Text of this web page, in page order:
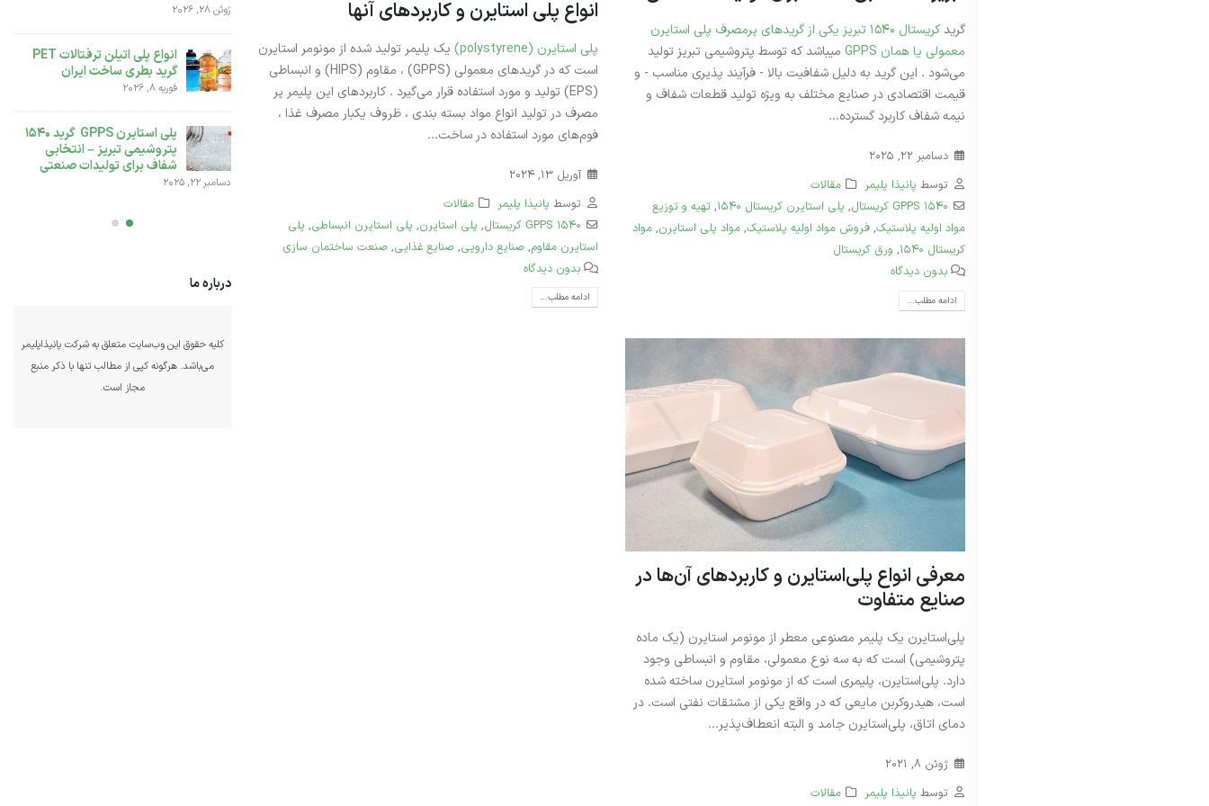
گرید
کریستال 1540 تبریز یکی از گریدهای پرمصرف پلی استایرن
معمولی یا همان GPPS
میباشد که توسط پتروشیمی تبریز تولید
می‌شود . این گرید به دلیل شفافیت بالا - فرآیند پذیری مناسب - و
قیمت اقتصادی در صنایع مختلف به ویژه تولید قطعات شفاف و
نیمه شفاف کاربرد گسترده...
دسامبر 22, 2025
توسط پانیذا پلیمر
مقالات
GPPS 1540 کریستال
, پلی‌ استایرن کریستال ۱۵۴۰ , تهیه و توزیع
مواد اولیه پلاستیک, فروش مواد اولیه پلاستیک, مواد پلی‌ استایرن, مواد
کریستال 1540
, ورق کریستال
بدون دیدگاه
ادامه مطلب...
انواع پلی استایرن و کاربردهای آنها
پلی استایرن (polystyrene)
یک پلیمر تولید شده از مونومر استایرن
است که در گریدهای معمولی (GPPS) ، مقاوم (HIPS) و انبساطی
(EPS) تولید و مورد استفاده قرار می‌گیرد . کاربردهای این پلیمر پر
مصرف در تولید انواع مواد بسته بندی ، ظروف یکبار مصرف غذا ،
فوم‌های مورد استفاده در ساخت...
آوریل 13, 2024
توسط پانیذا پلیمر
مقالات
GPPS 1540 کریستال
, پلی‌ استایرن, پلی استایرن انبساطی, پلی
استایرن مقاوم, صنایع دارویی, صنایع غذایی, صنعت ساختمان سازی
بدون دیدگاه
ادامه مطلب...
معرفی انواع پلی‌استایرن و کاربردهای آن‌ها در
صنایع متفاوت
پلی‌استایرن یک پلیمر مصنوعی معطر از مونومر استایرن (یک ماده
پتروشیمی) است که به سه نوع معمولی، مقاوم و انبساطی وجود
دارد. پلی‌استایرن، پلیمری است که از مونومر استایرن ساخته شده
است، هیدروکربن مایعی که در واقع یکی از مشتقات نفتی است. در
دمای اتاق، پلی‌استایرن جامد و البته انعطاف‌پذیر...
ژوئن 8, 2021
توسط پانیذا پلیمر
مقالات
انواع پلی اتیلن ترفتالات PET
گرید بطری ساخت ایران
فوریه 8, 2026
پلی استایرن GPPS گرید 1540
پتروشیمی تبریز – انتخابی
شفاف برای تولیدات صنعتی
تفاوت بین پلی اتیلن سنگین
بادی 0035 و پلی اتیلن BL3
دسامبر 6, 2025
ژوئن 28, 2026
انواع پلی اتیلن ترفتالات PET
گرید بطری ساخت ایران
فوریه 8, 2026
پلی استایرن GPPS گرید 1540
پتروشیمی تبریز – انتخابی
شفاف برای تولیدات صنعتی
دسامبر 22, 2025
درباره ما
کلیه حقوق این وب‌سایت متعلق به شرکت پانیذاپلیمر
می‌باشد. هرگونه کپی از مطالب تنها با ذکر منبع
مجاز است.